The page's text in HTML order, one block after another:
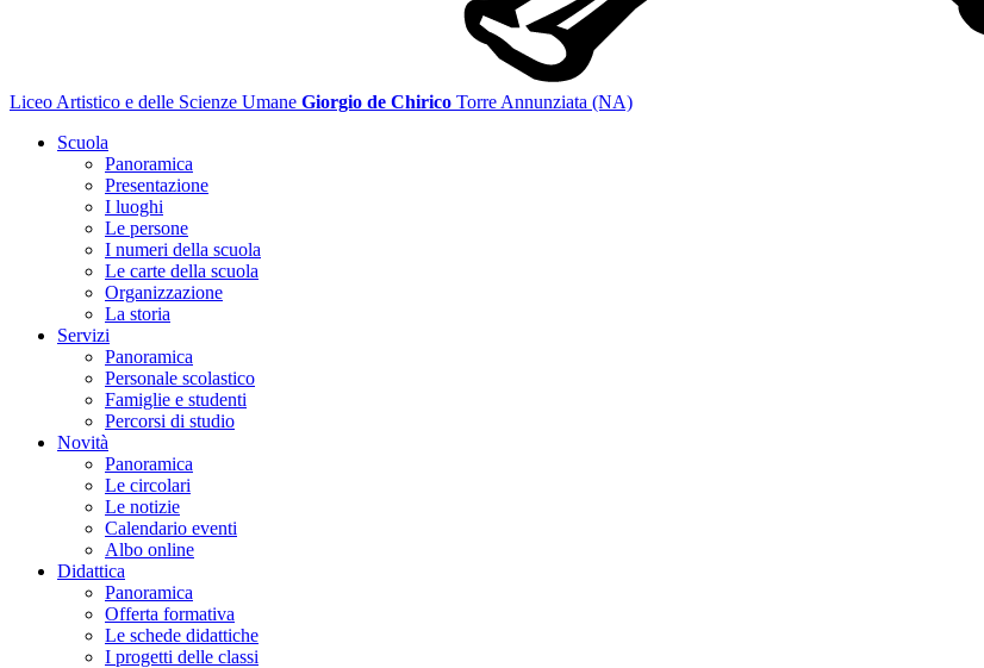
Liceo Artistico e delle Scienze Umane Giorgio de Chirico Torre Annunziata (NA)
Scuola
Panoramica
Presentazione
I luoghi
Le persone
I numeri della scuola
Le carte della scuola
Organizzazione
La storia
Servizi
Panoramica
Personale scolastico
Famiglie e studenti
Percorsi di studio
Novità
Panoramica
Le circolari
Le notizie
Calendario eventi
Albo online
Didattica
Panoramica
Offerta formativa
Le schede didattiche
I progetti delle classi